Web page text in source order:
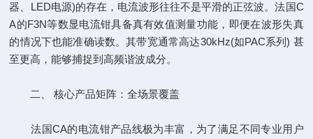
器、LED电源)的存在，电流波形往往不是平滑的正弦波。法国C
A的F3N等数显电流钳具备真有效值测量功能，即便在波形失真
的情况下也能准确读数。其带宽通常高达30kHz(如PAC系列) 甚
至更高，能够捕捉到高频谐波成分。
二、 核心产品矩阵：全场景覆盖
法国CA的电流钳产品线极为丰富，为了满足不同专业用户